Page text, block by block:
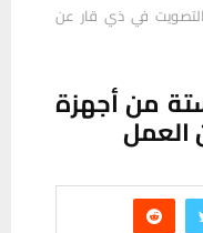
في ذي قار عن
من أجهزة
العمل